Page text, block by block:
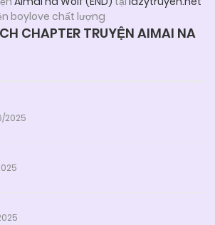
boylove chất lượng
CHAPTER TRUYỆN AIMAI NA
2025